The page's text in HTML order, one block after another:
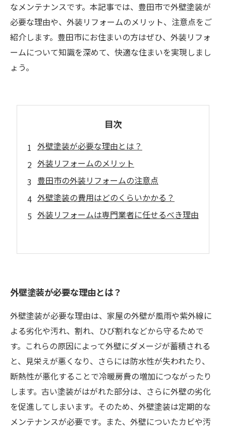
なメンテナンスです。本記事では、豊田市で外壁塗装が
必要な理由や、外装リフォームのメリット、注意点をご
紹介します。豊田市にお住まいの方はぜひ、外装リフォ
ームについて知識を深めて、快適な住まいを実現しまし
ょう。
目次
外壁塗装が必要な理由とは？
外装リフォームのメリット
豊田市の外装リフォームの注意点
外壁塗装の費用はどのくらいかかる？
外装リフォームは専門業者に任せるべき理由
外壁塗装が必要な理由とは？
外壁塗装が必要な理由は、家屋の外壁が風雨や紫外線に
よる劣化や汚れ、割れ、ひび割れなどから守るためで
す。これらの原因によって外壁にダメージが蓄積される
と、見栄えが悪くなり、さらには防水性が失われたり、
断熱性が悪化することで冷暖房費の増加につながったり
します。古い塗装がはがれた部分は、さらに外壁の劣化
を促進してしまいます。そのため、外壁塗装は定期的な
メンテナンスが必要です。また、外壁についたカビや汚